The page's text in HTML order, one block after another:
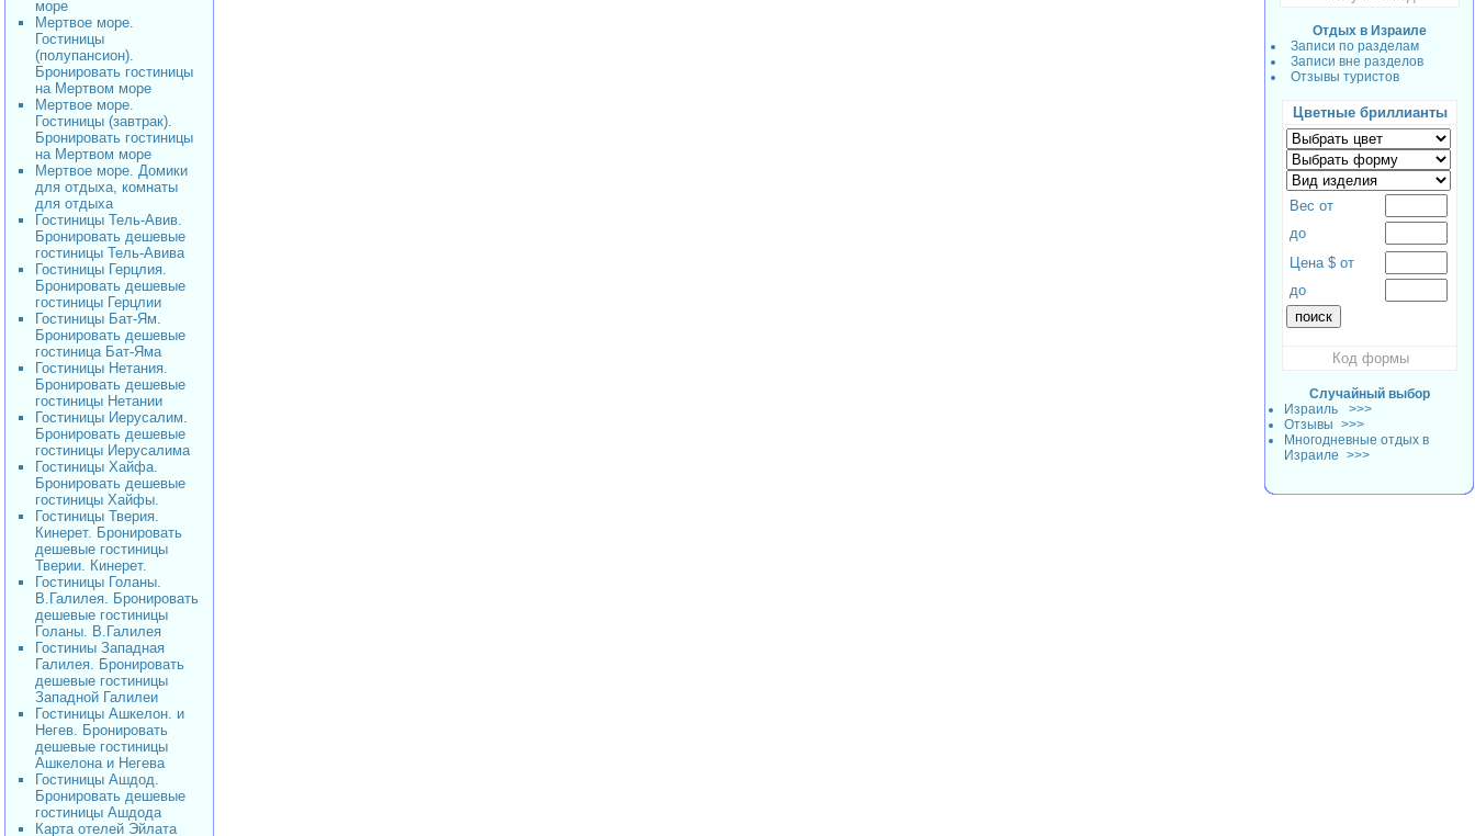
Отдых в Израиле
Записи по разделам
Записи вне разделов
Отзывы туристов
Цветные бриллианты
Вес от
до
Цена $ от
до
Код формы
Случайный выбор
Израиль >>>
Отзывы >>>
Многодневные отдых в
Израиле >>>
море
Мертвое море.
Гостиницы
(полупансион).
Бронировать гостиницы
на Мертвом море
Мертвое море.
Гостиницы (завтрак).
Бронировать гостиницы
на Мертвом море
Мертвое море. Домики
для отдыха, комнаты
для отдыха
Гостиницы Тель-Авив.
Бронировать дешевые
гостиницы Тель-Авива
Гостиницы Герцлия.
Бронировать дешевые
гостиницы Герцлии
Гостиницы Бат-Ям.
Бронировать дешевые
гостиница Бат-Яма
Гостиницы Нетания.
Бронировать дешевые
гостиницы Нетании
Гостиницы Иерусалим.
Бронировать дешевые
гостиницы Иерусалима
Гостиницы Хайфа.
Бронировать дешевые
гостиницы Хайфы.
Гостиницы Тверия.
Кинерет. Бронировать
дешевые гостиницы
Тверии. Кинерет.
Гостиницы Голаны.
В.Галилея. Бронировать
дешевые гостиницы
Голаны. В.Галилея
Гостиниы Западная
Галилея. Бронировать
дешевые гостиницы
Западной Галилеи
Гостиницы Ашкелон. и
Негев. Бронировать
дешевые гостиницы
Ашкелона и Негева
Гостиницы Ашдод.
Бронировать дешевые
гостиницы Ашдода
Карта отелей Эйлата